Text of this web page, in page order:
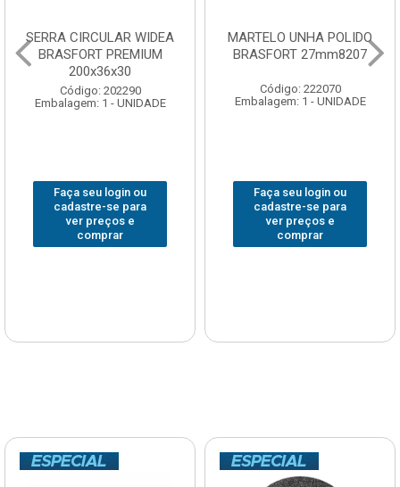
SERRA CIRCULAR WIDEA
BRASFORT PREMIUM
200x36x30
Código: 202290
Embalagem: 1 - UNIDADE
Faça seu login ou
cadastre-se para
ver preços e
comprar
MARTELO UNHA POLIDO
BRASFORT 27mm8207
Código: 222070
Embalagem: 1 - UNIDADE
Faça seu login ou
cadastre-se para
ver preços e
comprar